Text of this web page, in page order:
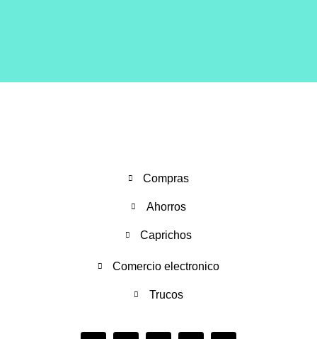
Compras
Ahorros
Caprichos
Comercio electronico
Trucos